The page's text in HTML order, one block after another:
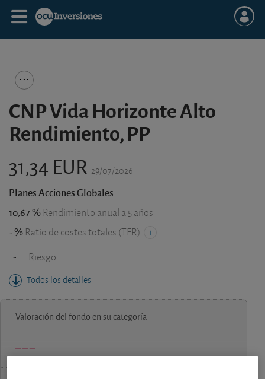
CNP Vida Horizonte Alto
Rendimiento, PP
31,34 EUR 29/07/2026
Planes Acciones Globales
10,67 % Rendimiento anual a 5 años
- % Ratio de costes totales (TER)
- Riesgo
Todos los detalles
Valoración del fondo en su categoría